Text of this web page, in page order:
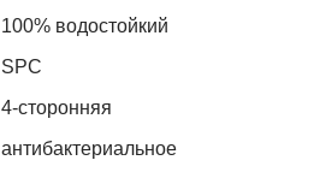
100% водостойкий
SPC
4-сторонняя
антибактериальное